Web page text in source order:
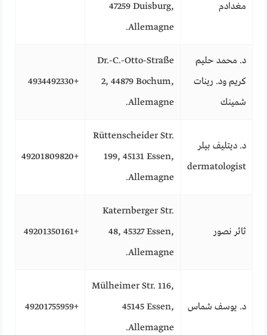
مغدادم
47259 Duisburg,
Allemagne.
د. محمد حليم
كريم ود. رينات
شمينك
Dr.-C.-Otto-Straße
2, 44879 Bochum,
Allemagne.
+4934492330
د. ديتليف بيلر
dermatologist
Rüttenscheider Str.
199, 45131 Essen,
Allemagne.
+49201809820
ثائر نصور
Katernberger Str.
48, 45327 Essen,
Allemagne.
+49201350161
د. يوسف شماس
Mülheimer Str. 116,
45145 Essen,
Allemagne.
+49201755959